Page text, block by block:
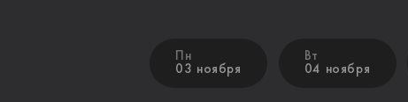
Пн
03 ноября
Вт
04 ноября